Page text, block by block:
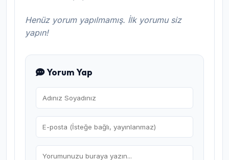
Henüz yorum yapılmamış. İlk yorumu siz
yapın!
Yorum Yap